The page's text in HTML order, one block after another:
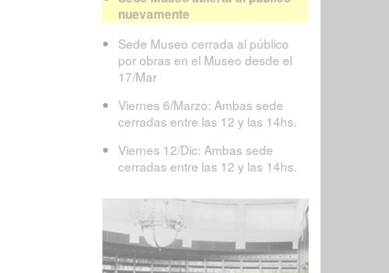
nuevamente
Sede Museo cerrada al público
por obras en el Museo desde el
17/Mar
Viernes 6/Marzo: Ambas sede
cerradas entre las 12 y las 14hs.
Viernes 12/Dic: Ambas sede
cerradas entre las 12 y las 14hs.